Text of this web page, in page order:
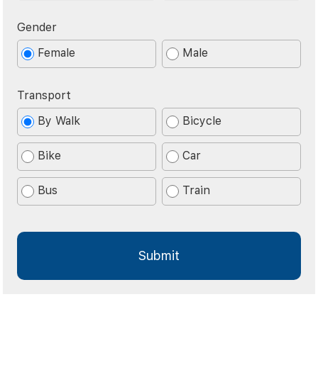
Gender
Female
Male
Transport
By Walk
Bicycle
Bike Car
Bus Train